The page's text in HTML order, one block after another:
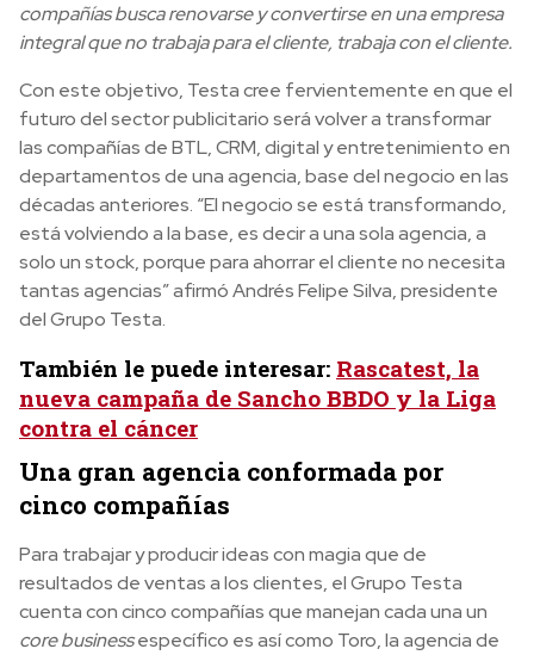
compañías busca renovarse y convertirse en una empresa
integral que no trabaja para el cliente, trabaja con el cliente.
Con este objetivo, Testa cree fervientemente en que el
futuro del sector publicitario será volver a transformar
las compañías de BTL, CRM, digital y entretenimiento en
departamentos de una agencia, base del negocio en las
décadas anteriores. “El negocio se está transformando,
está volviendo a la base, es decir a una sola agencia, a
solo un stock, porque para ahorrar el cliente no necesita
tantas agencias” afirmó Andrés Felipe Silva, presidente
del Grupo Testa.
También le puede interesar: Rascatest, la
nueva campaña de Sancho BBDO y la Liga
contra el cáncer
Una gran agencia conformada por
cinco compañías
Para trabajar y producir ideas con magia que de
resultados de ventas a los clientes, el Grupo Testa
cuenta con cinco compañías que manejan cada una un
core businessespecífico es así como Toro, la agencia de